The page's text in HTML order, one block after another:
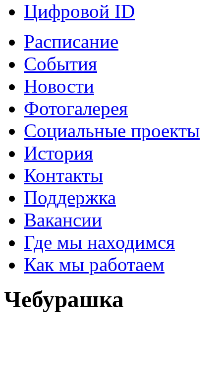
Цифровой ID
Расписание
События
Новости
Фотогалерея
Социальные проекты
История
Контакты
Поддержка
Вакансии
Где мы находимся
Как мы работаем
Чебурашка